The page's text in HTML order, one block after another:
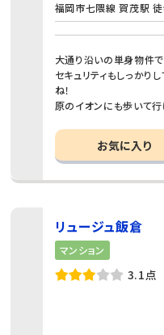
福岡市七隈線 賀茂駅
大通り沿いの単身物件で
セキュリティもしっかり
ね！
原のイオンにも歩いて行
お気に入り
リュージュ飯倉
マンション
3.1点